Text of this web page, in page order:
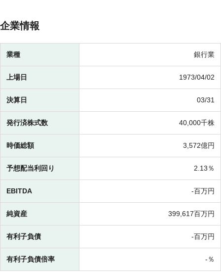
企業情報
業種 銀行業
上場日 1973/04/02
決算日 03/31
発行済株式数 40,000千株
時価総額 3,572億円
予想配当利回り 2.13％
EBITDA -百万円
純資産 399,617百万円
有利子負債 -百万円
有利子負債倍率 -％